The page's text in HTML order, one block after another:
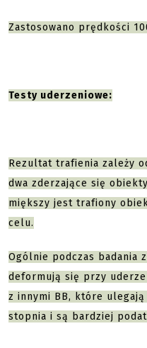
Zastosowano prędkości
Testy uderzeniowe:
Rezultat trafienia zależy
dwa zderzające się
miększy jest trafiony
celu.
Ogólnie podczas badania
deformują się przy
z innymi BB, które
stopnia i są bardziej